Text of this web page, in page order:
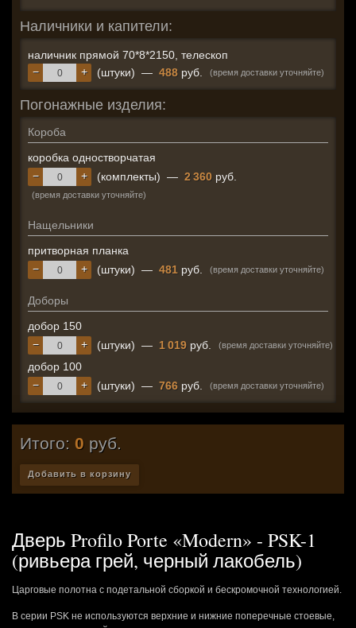
Наличники и капители:
наличник прямой 70*8*2150, телескоп
+
− (штуки) — 488 руб. (время доставки уточняйте)
Погонажные изделия:
Короба
коробка одностворчатая
+
− (комплекты) — 2 360 руб.
(время доставки уточняйте)
Нащельники
притворная планка
+
− (штуки) — 481 руб. (время доставки уточняйте)
Доборы
добор 150
+
− (штуки) — 1 019 руб. (время доставки уточняйте)
добор 100
+
− (штуки) — 766 руб. (время доставки уточняйте)
Итого: 0 руб.
Добавить в корзину
Дверь Profilo Porte «Modern» - PSK-1
(ривьера грей, черный лакобель)
Царговые полотна с подетальной сборкой и бескромочной технологией.
В серии PSK не используются верхние и нижние поперечные стоевые,